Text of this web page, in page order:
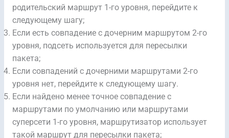
родительский маршрут 1-го уровня, перейдите к
следующему шагу;
Если есть совпадение с дочерним маршрутом 2-го
уровня, подсеть используется для пересылки
пакета;
Если совпадений с дочерними маршрутами 2-го
уровня нет, перейдите к следующему шагу.
Если найдено менее точное совпадение с
маршрутами по умолчанию или маршрутами
суперсети 1-го уровня, маршрутизатор использует
такой маршрут для пересылки пакета;